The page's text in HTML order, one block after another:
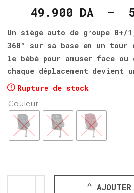
49.900 DA –
Un siège auto de groupe
360° sur sa base en un tour
le bébé pour amuser face
chaque déplacement
Rupture de stock
Couleur